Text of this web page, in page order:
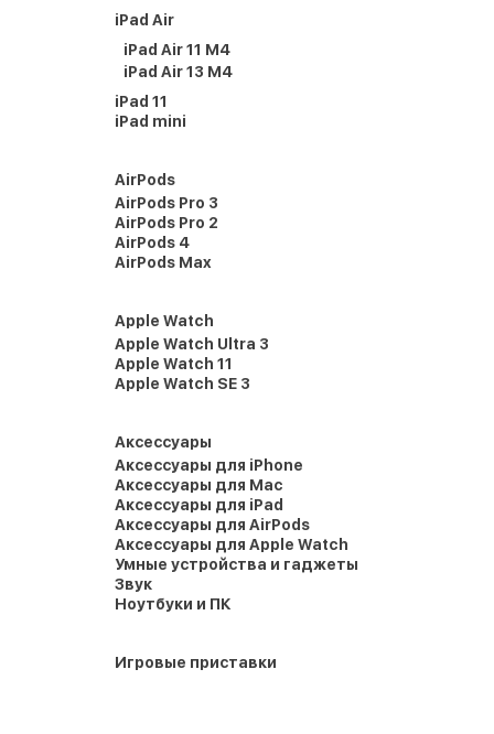
iPad Air
iPad Air 11 M4
iPad Air 13 M4
iPad 11
iPad mini
AirPods
AirPods Pro 3
AirPods Pro 2
AirPods 4
AirPods Max
Apple Watch
Apple Watch Ultra 3
Apple Watch 11
Apple Watch SE 3
Аксессуары
Аксессуары для iPhone
Аксессуары для Mac
Аксессуары для iPad
Аксессуары для AirPods
Аксессуары для Apple Watch
Умные устройства и гаджеты
Звук
Ноутбуки и ПК
Игровые приставки